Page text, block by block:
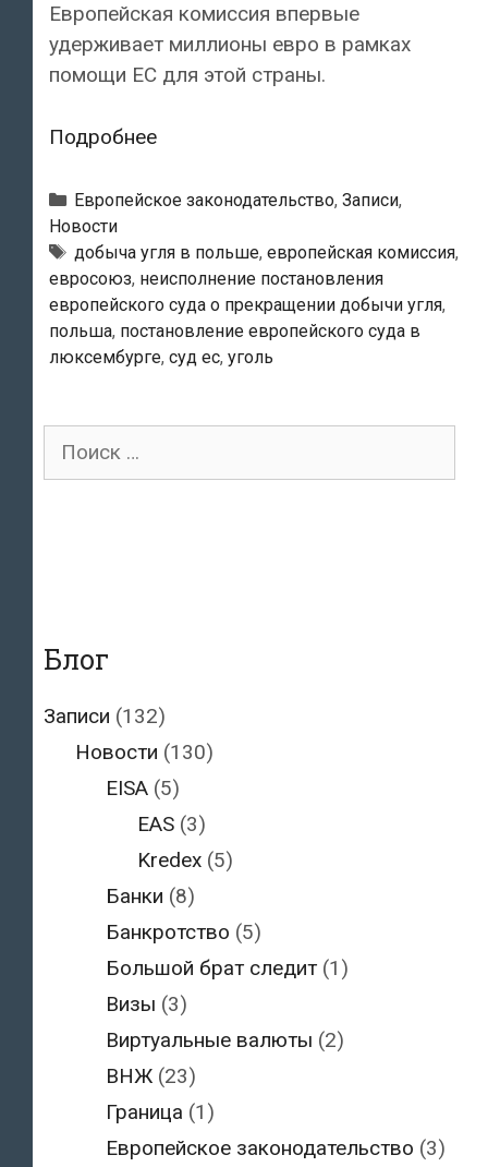
Европейская комиссия впервые
удерживает миллионы евро в рамках
помощи ЕС для этой страны.
ПодробнееЕС
миллионную
Польше
Рубрики
Европейское законодательство, Записи,
Новости
Тэги
добыча угля в польше, европейская комиссия,
евросоюз, неисполнение постановления
европейского суда о прекращении добычи угля,
польша, постановление европейского суда в
люксембурге, суд ес, уголь
Поиск
Блог
Записи (132)
Новости (130)
EISA (5)
EAS(3)
Kredex(5)
Банки (8)
Банкротство (5)
Большой брат следит (1)
Визы (3)
Виртуальные валюты (2)
ВНЖ (23)
Граница (1)
Европейское законодательство (3)